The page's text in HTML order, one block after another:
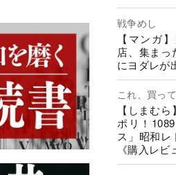
戦争めし
【マンガ
店、集まっ
にヨダレが
これ、買っ
【しまむ
ポリ！
ス」昭和レ
《購入レビ